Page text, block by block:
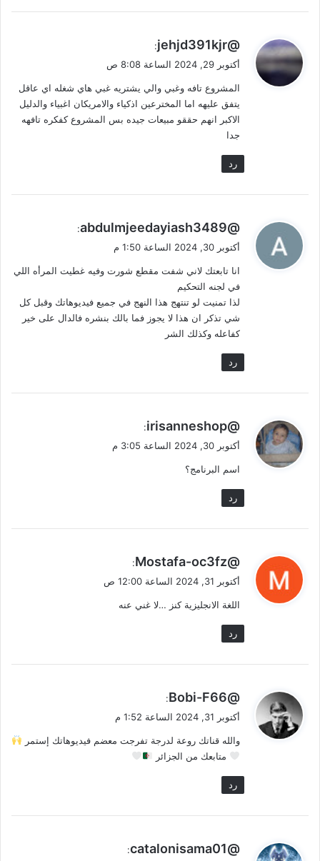
ي
ق
ل
@jehjd391kjr
:
أكتوبر 29, 2024 الساعة 8:08 ص
المشروع تافه وغبي والي يشتريه غبي هاي شغله اي عاقل
يتفق عليهه اما المخترعين اذكياء والامريكان اغبياء والدليل
الاكبر انهم حققو مبيعات جيده بس المشروع كفكره تافهه
جدا
رد
ي
ق
ل
@abdulmjeedayiash3489
:
أكتوبر 30, 2024 الساعة 1:50 م
انا تابعتك لاني شفت مقطع شورت وفيه غطيت المرأه اللي
في لجنه التحكيم
لذا تمنيت لو تنتهج هذا النهج في جميع فيديوهاتك وقبل كل
شي تذكر ان هذا لا يجوز فما بالك بنشره فالدال على خير
كفاعله وكذلك الشر
رد
ي
ق
ل
@irisanneshop
:
أكتوبر 30, 2024 الساعة 3:05 م
اسم البرنامج؟
رد
ي
ق
ل
@Mostafa-oc3fz
:
أكتوبر 31, 2024 الساعة 12:00 ص
اللغة الانجليزية كنز …لا غني عنه
رد
ي
ق
ل
@Bobi-F66
:
أكتوبر 31, 2024 الساعة 1:52 م
والله قناتك روعة لدرجة تفرجت معضم فيديوهاتك إستمر
متابعك من الجزائر
رد
ي
@catalonisama01
: